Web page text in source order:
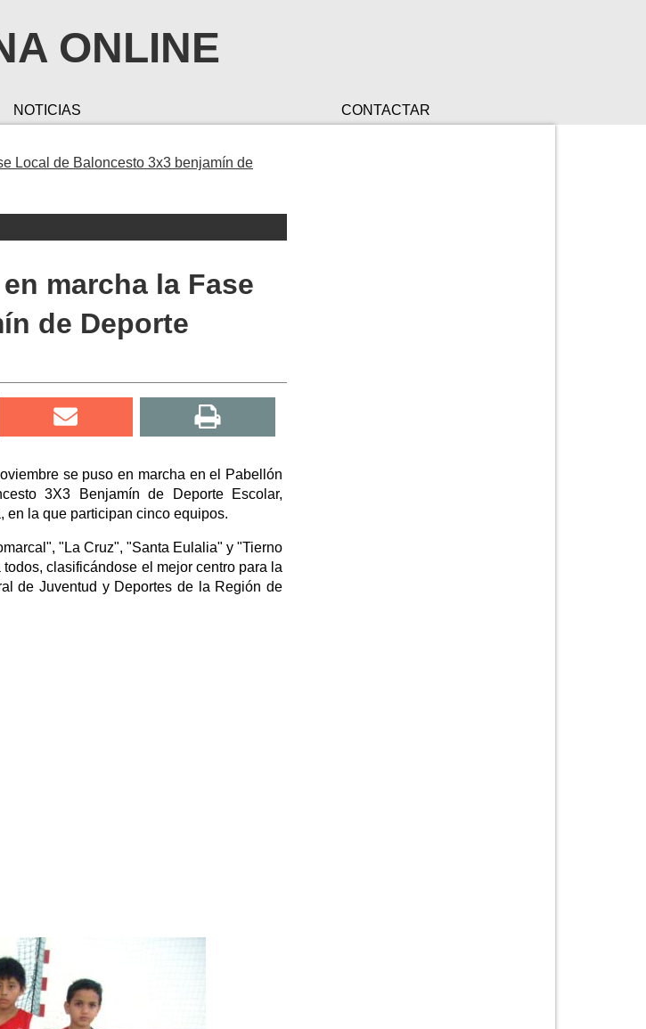
ONLINE
NOTICIAS CONTACTAR
Local de Baloncesto 3x3 benjamín de
marcha la Fase
de Deporte
se puso en marcha en el Pabellón
3X3 Benjamín de Deporte Escolar,
en la que participan cinco equipos.
"La Cruz", "Santa Eulalia" y "Tierno
clasificándose el mejor centro para la
de Juventud y Deportes de la Región de